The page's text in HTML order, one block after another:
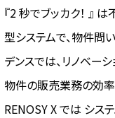
『2 秒でブッカク！ 』
型システムで、物件問
デンスでは、リノベー
物件の販売業務の効率
RENOSY X では シス